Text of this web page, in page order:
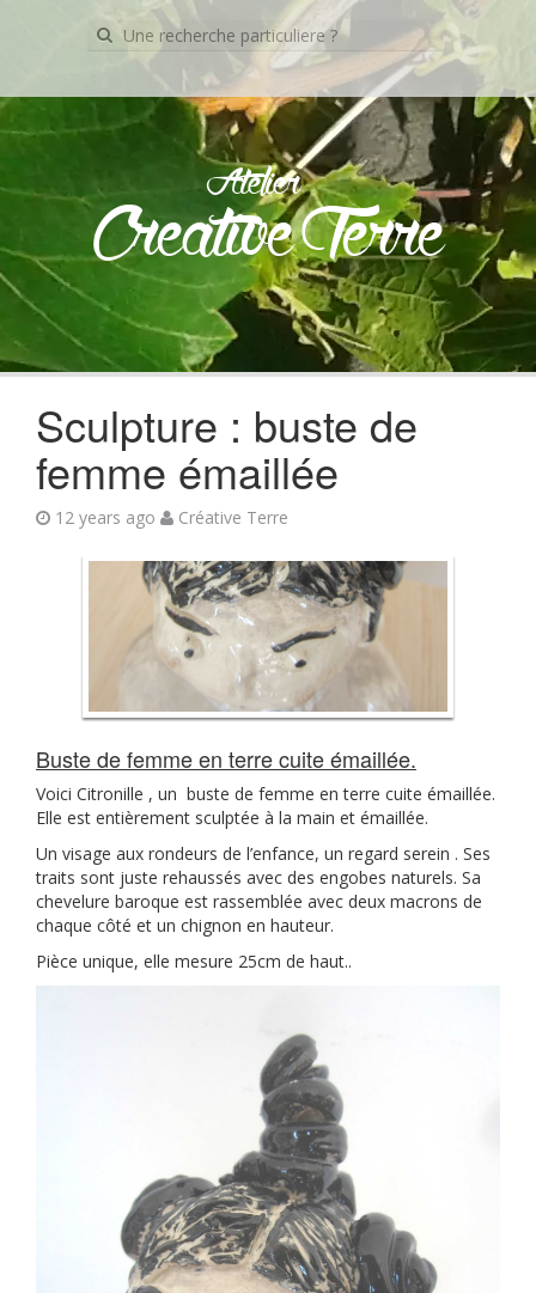
Recherche
pour:
Atelier
Creative Terre
Skip
to
Sculpture : buste de
femme émaillée
12 years ago Créative Terre
Buste de femme en terre cuite émaillée.
Voici Citronille , un buste de femme en terre cuite émaillée.
Elle est entièrement sculptée à la main et émaillée.
Un visage aux rondeurs de l’enfance, un regard serein . Ses
traits sont juste rehaussés avec des engobes naturels. Sa
chevelure baroque est rassemblée avec deux macrons de
chaque côté et un chignon en hauteur.
Pièce unique, elle mesure 25cm de haut..